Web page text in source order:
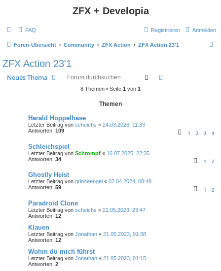
ZFX + Developia
FAQ Anmelden
Registrieren
Foren-Übersicht Community ZFX Action ZFX Action 23'1
ZFX Action 23'1
Neues Thema Suche
8 Themen • Seite 1 von 1
Themen
Harald Hoppelhase
Letzter Beitrag von scheichs « 24.03.2026, 11:33
Antworten: 109 1 2 3 4
Schleichspiel
Letzter Beitrag von Schrompf « 16.07.2025, 22:35
Antworten: 34 1 2
Ghostly Heist
Letzter Beitrag von grinseengel « 02.04.2024, 08:48
Antworten: 59 1 2
Paradroid Clone
Letzter Beitrag von scheichs « 21.05.2023, 23:47
Antworten: 12
Klauen
Letzter Beitrag von Jonathan « 21.05.2023, 01:38
Antworten: 12
Wohin du mich führst
Letzter Beitrag von Jonathan « 21.05.2023, 01:15
Antworten: 2